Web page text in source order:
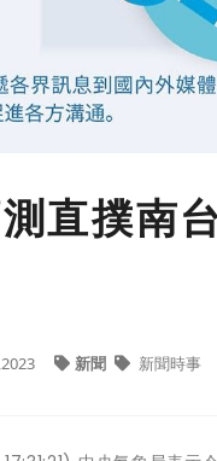
直撲南
新聞 新聞時事